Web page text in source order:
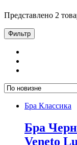
Представлено 2
Фильтр
Бра Классика
Бра
Veneto